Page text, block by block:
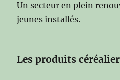
Un secteur en plein
jeunes installés.
Les produits